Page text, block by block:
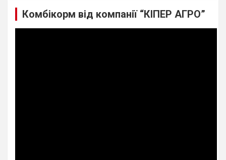
Комбікорм від компанії “КІПЕР АГРО”